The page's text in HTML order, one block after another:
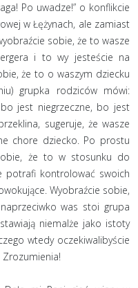
Po uwadze!” o konflikcie
w Łężynach, ale zamiast
sobie, że to wasze
i to wy jesteście na
że to o waszym dziecku
grupka rodziców mówi:
jest niegrzeczne, bo jest
sugeruje, że wasze
chore dziecko. Po prostu
że to w stosunku do
potrafi kontrolować swoich
Wyobraźcie sobie,
was stoi grupa
niemalże jako istoty
wtedy oczekiwalibyście